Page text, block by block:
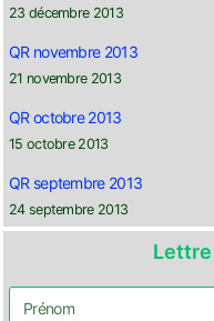
23 décembre 2013
QR novembre 2013
21 novembre 2013
QR octobre 2013
15 octobre 2013
QR septembre 2013
24 septembre 2013
Lettre